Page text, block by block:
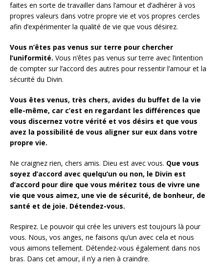
faites en sorte de travailler dans l’amour et d’adhérer à vos
propres valeurs dans votre propre vie et vos propres cercles
afin d’expérimenter la qualité de vie que vous désirez.
Vous n’êtes pas venus sur terre pour chercher
l’uniformité. Vous n’êtes pas venus sur terre avec l’intention
de compter sur l’accord des autres pour ressentir l’amour et la
sécurité du Divin.
Vous êtes venus, très chers, avides du buffet de la vie
elle-même, car c’est en regardant les différences que
vous discernez votre vérité et vos désirs et que vous
avez la possibilité de vous aligner sur eux dans votre
propre vie.
Ne craignez rien, chers amis. Dieu est avec vous. Que vous
soyez d’accord avec quelqu’un ou non, le Divin est
d’accord pour dire que vous méritez tous de vivre une
vie que vous aimez, une vie de sécurité, de bonheur, de
santé et de joie. Détendez-vous.
Respirez. Le pouvoir qui crée les univers est toujours là pour
vous. Nous, vos anges, ne faisons qu’un avec cela et nous
vous aimons tellement. Détendez-vous également dans nos
bras. Dans cet amour, il n’y a rien à craindre.